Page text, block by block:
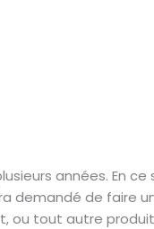
années. En ce
demandé de faire
ou tout autre produit